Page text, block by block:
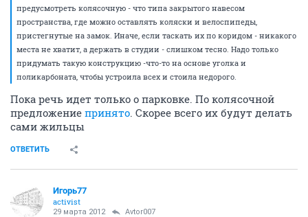
предусмотреть колясочную - что типа закрытого навесом
пространства, где можно оставлять коляски и велоспипеды,
пристегнутые на замок. Иначе, если таскать их по коридом - никакого
места не хватит, а держать в студии - слишком тесно. Надо только
придумать такую конструкцию -что-то на основе уголка и
поликарбоната, чтобы устроила всех и стоила недорого.
Пока речь идет только о парковке. По колясочной
предложение принято. Скорее всего их будут делать
сами жильцы
ОТВЕТИТЬ
Игорь77
activist
29 марта 2012 Avtor007